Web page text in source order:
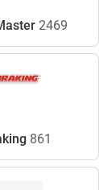
2469
861